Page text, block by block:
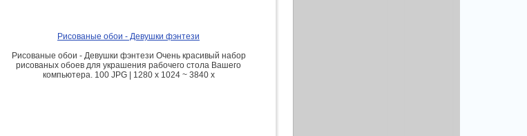
Рисованые обои - Девушки фэнтези
Рисованые обои - Девушки фэнтези Очень красивый набор
рисованых обоев для украшения рабочего стола Вашего
компьютера. 100 JPG | 1280 x 1024 ~ 3840 x